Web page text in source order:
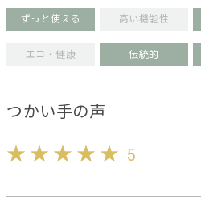
ずっと使える 高い機能性
エコ・健康 伝統的
つかい手の声
5